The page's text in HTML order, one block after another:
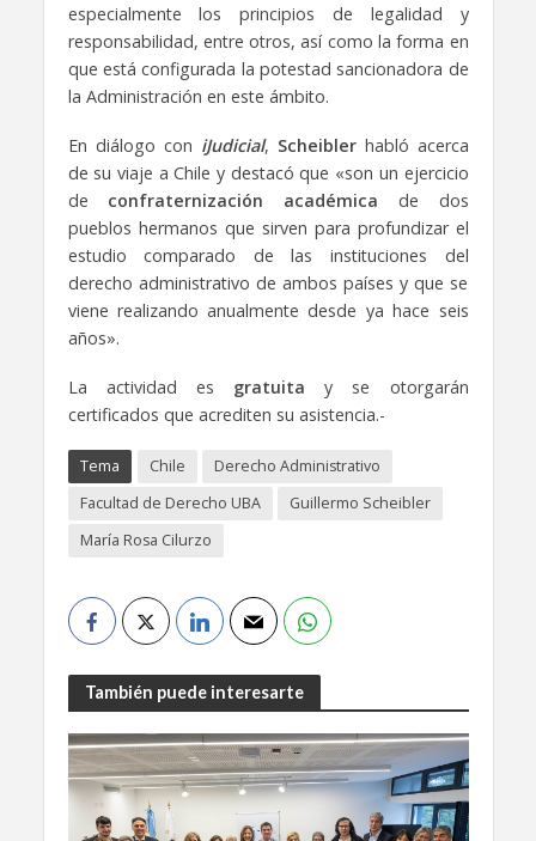
especialmente los principios de legalidad y
responsabilidad, entre otros, así como la forma en
que está configurada la potestad sancionadora de
la Administración en este ámbito.
En diálogo con iJudicial, Scheiblerhabló acerca
de su viaje a Chile y destacó que «son un ejercicio
de confraternización académica de dos
pueblos hermanos que sirven para profundizar el
estudio comparado de las instituciones del
derecho administrativo de ambos países y que se
viene realizando anualmente desde ya hace seis
años».
La actividad es gratuita y se otorgarán
certificados que acrediten su asistencia.-
Tema Chile
Derecho Administrativo
Facultad de Derecho UBA
Guillermo Scheibler
María Rosa Cilurzo
También puede interesarte